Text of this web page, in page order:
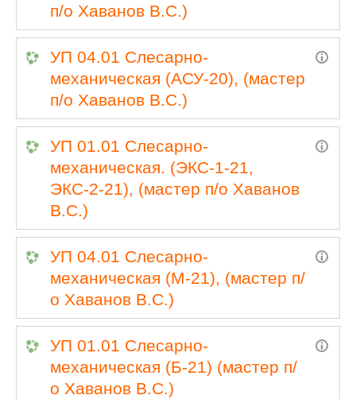
п/о Хаванов В.С.)
УП 04.01 Слесарно-
механическая (АСУ-20), (мастер
п/о Хаванов В.С.)
УП 01.01 Слесарно-
механическая. (ЭКС-1-21,
ЭКС-2-21), (мастер п/о Хаванов
В.С.)
УП 04.01 Слесарно-
механическая (М-21), (мастер п/
о Хаванов В.С.)
УП 01.01 Слесарно-
механическая (Б-21) (мастер п/
о Хаванов В.С.)